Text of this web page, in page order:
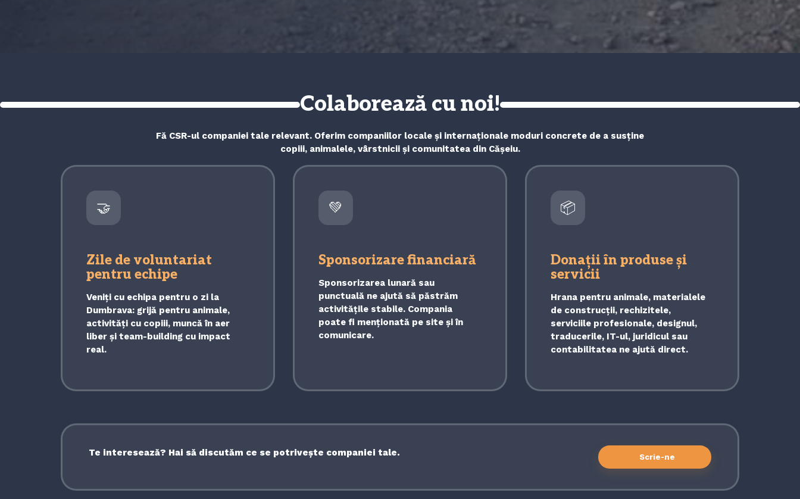
Colaborează cu noi!
Fă CSR-ul companiei tale relevant. Oferim companiilor locale și internaționale moduri concrete de a susține
copiii, animalele, vârstnicii și comunitatea din Cășeiu.
🤝
Zile de voluntariat
pentru echipe
Veniți cu echipa pentru o zi la
Dumbrava: grijă pentru animale,
activități cu copiii, muncă în aer
liber și team-building cu impact
real.
💚
Sponsorizare financiară
Sponsorizarea lunară sau
punctuală ne ajută să păstrăm
activitățile stabile. Compania
poate fi menționată pe site și în
comunicare.
📦
Donații în produse și
servicii
Hrana pentru animale, materialele
de construcții, rechizitele,
serviciile profesionale, designul,
traducerile, IT-ul, juridicul sau
contabilitatea ne ajută direct.
Te interesează? Hai să discutăm ce se potrivește companiei tale. Scrie-ne